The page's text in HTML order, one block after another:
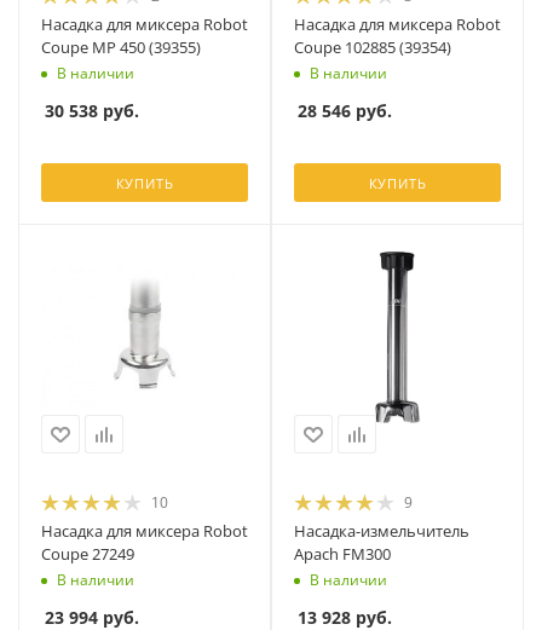
Насадка для миксера Robot
Coupe MP 450 (39355)
В наличии
30 538 руб.
КУПИТЬ
Насадка для миксера Robot
Coupe 102885 (39354)
В наличии
28 546 руб.
КУПИТЬ
10
Насадка для миксера Robot
Coupe 27249
В наличии
23 994 руб.
9
Насадка-измельчитель
Apach FM300
В наличии
13 928 руб.